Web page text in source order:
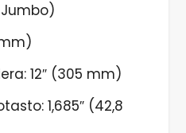
12″ (305 mm)
1,685″ (42,8